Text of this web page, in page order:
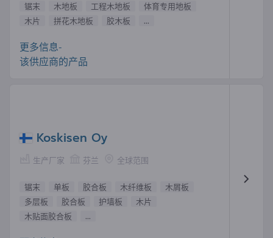
锯末 木地板 工程木地板
体育专用地板
木片
拼花木地板 胶木板 ...
更多信息-
该供应商的产品
Koskisen Oy
生产厂家 芬兰 全球范围
锯末 单板 胶合板 木纤维板
木屑板
多层板
胶合板 护墙板
木片
木贴面胶合板
...